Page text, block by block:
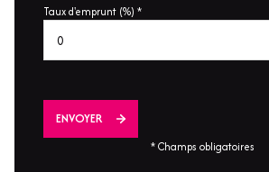
Taux d'emprunt (%) *
ENVOYER
* Champs obligatoires